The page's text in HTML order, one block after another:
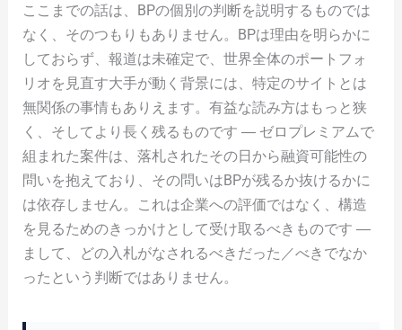
ここまでの話は、BPの個別の判断を説明するものでは
なく、そのつもりもありません。BPは理由を明らかに
しておらず、報道は未確定で、世界全体のポートフォ
リオを見直す大手が動く背景には、特定のサイトとは
無関係の事情もありえます。有益な読み方はもっと狭
く、そしてより長く残るものです ― ゼロプレミアムで
組まれた案件は、落札されたその日から融資可能性の
問いを抱えており、その問いはBPが残るか抜けるかに
は依存しません。これは企業への評価ではなく、構造
を見るためのきっかけとして受け取るべきものです ―
まして、どの入札がなされるべきだった／べきでなか
ったという判断ではありません。